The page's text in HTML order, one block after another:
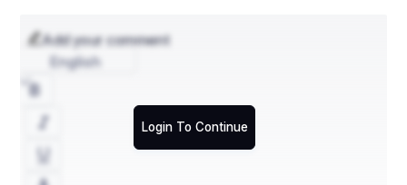
Add your comment
Login To Continue
English